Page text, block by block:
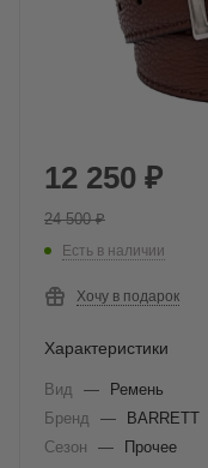
12 250 ₽
24 500₽
Есть в наличии
Хочу в подарок
Характеристики
Вид —
Ремень
Бренд
—
BARRETT
Сезон
—
Прочее